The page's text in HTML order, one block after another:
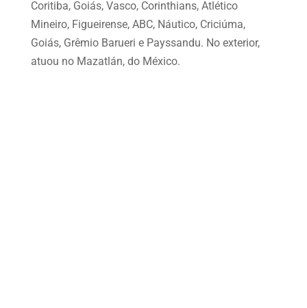
Coritiba, Goiás, Vasco, Corinthians, Atlético
Mineiro, Figueirense, ABC, Náutico, Criciúma,
Goiás, Grêmio Barueri e Payssandu. No exterior,
atuou no Mazatlán, do México.